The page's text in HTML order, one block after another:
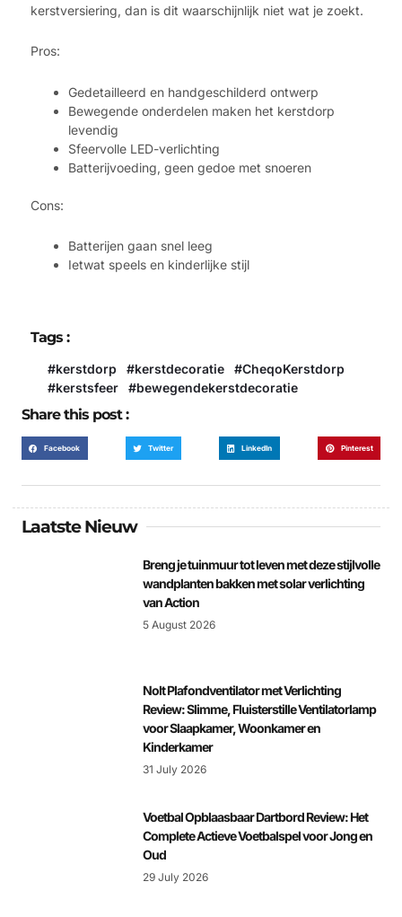
kerstversiering, dan is dit waarschijnlijk niet wat je zoekt.
Pros:
Gedetailleerd en handgeschilderd ontwerp
Bewegende onderdelen maken het kerstdorp
levendig
Sfeervolle LED-verlichting
Batterijvoeding, geen gedoe met snoeren
Cons:
Batterijen gaan snel leeg
Ietwat speels en kinderlijke stijl
#kerstdorp #kerstdecoratie #CheqoKerstdorp
#kerstsfeer #bewegendekerstdecoratie
Tags :
Share this post :
Facebook Twitter LinkedIn Pinterest
Laatste Nieuw
Breng je tuinmuur tot leven met deze stijlvolle
wandplanten bakken met solar verlichting
van Action
5 August 2026
Nolt Plafondventilator met Verlichting
Review: Slimme, Fluisterstille Ventilatorlamp
voor Slaapkamer, Woonkamer en
Kinderkamer
31 July 2026
Voetbal Opblaasbaar Dartbord Review: Het
Complete Actieve Voetbalspel voor Jong en
Oud
29 July 2026